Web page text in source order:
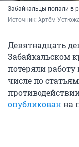
Забайкальцы попали в
Источник: Артём
Девятнадцать
Забайкальском
потеряли работу
числе по
опубликованна